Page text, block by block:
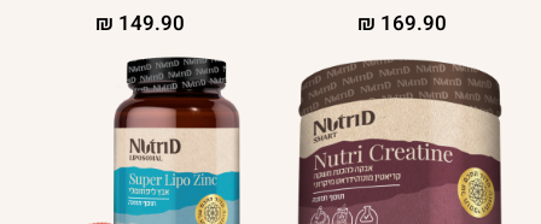
169.90
₪
149.90
₪